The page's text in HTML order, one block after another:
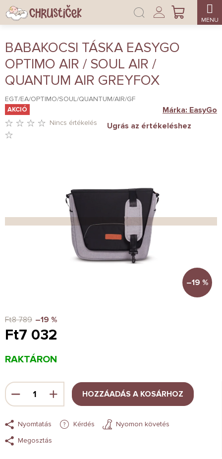
Ugrás
fő
KOSÁR
Bejelentkezés
BABAKOCSI TÁSKA EASYGO
OPTIMO AIR / SOUL AIR /
QUANTUM AIR GREYFOX
EGT/EA/OPTIMO/SOUL/QUANTUM/AIR/GF
AKCIÓ
CSILLAG.
Nincs értékelés Ugrás az értékeléshez
Márka: EasyGo
–19 %
Ft8 789 –19 %
Ft7 032
Egységár:
RAKTÁRON
HOZZÁADÁS A KOSÁRHOZ
Nyomtatás Kérdés
Nyomon követés
Megosztás